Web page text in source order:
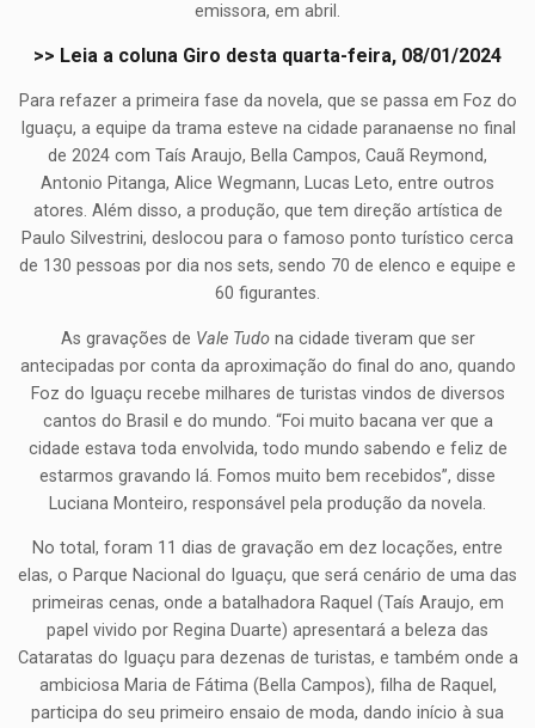
emissora, em abril.
>> Leia a coluna Giro desta quarta-feira, 08/01/2024
Para refazer a primeira fase da novela, que se passa em Foz do
Iguaçu, a equipe da trama esteve na cidade paranaense no final
de 2024 com Taís Araujo, Bella Campos, Cauã Reymond,
Antonio Pitanga, Alice Wegmann, Lucas Leto, entre outros
atores. Além disso, a produção, que tem direção artística de
Paulo Silvestrini, deslocou para o famoso ponto turístico cerca
de 130 pessoas por dia nos sets, sendo 70 de elenco e equipe e
60 figurantes.
As gravações de Vale Tudona cidade tiveram que ser
antecipadas por conta da aproximação do final do ano, quando
Foz do Iguaçu recebe milhares de turistas vindos de diversos
cantos do Brasil e do mundo. “Foi muito bacana ver que a
cidade estava toda envolvida, todo mundo sabendo e feliz de
estarmos gravando lá. Fomos muito bem recebidos”, disse
Luciana Monteiro, responsável pela produção da novela.
No total, foram 11 dias de gravação em dez locações, entre
elas, o Parque Nacional do Iguaçu, que será cenário de uma das
primeiras cenas, onde a batalhadora Raquel (Taís Araujo, em
papel vivido por Regina Duarte) apresentará a beleza das
Cataratas do Iguaçu para dezenas de turistas, e também onde a
ambiciosa Maria de Fátima (Bella Campos), filha de Raquel,
participa do seu primeiro ensaio de moda, dando início à sua